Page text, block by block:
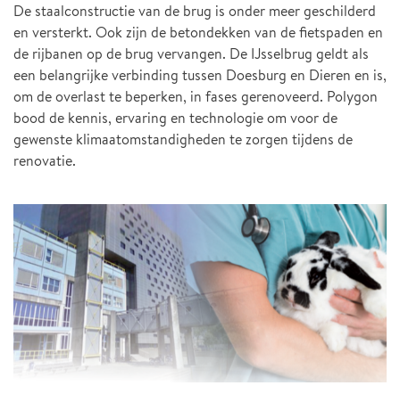
De staalconstructie van de brug is onder meer geschilderd
en versterkt. Ook zijn de betondekken van de fietspaden en
de rijbanen op de brug vervangen. De IJsselbrug geldt als
een belangrijke verbinding tussen Doesburg en Dieren en is,
om de overlast te beperken, in fases gerenoveerd. Polygon
bood de kennis, ervaring en technologie om voor de
gewenste klimaatomstandigheden te zorgen tijdens de
renovatie.